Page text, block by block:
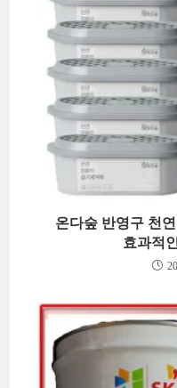
온다숲 반영구 천
효과적